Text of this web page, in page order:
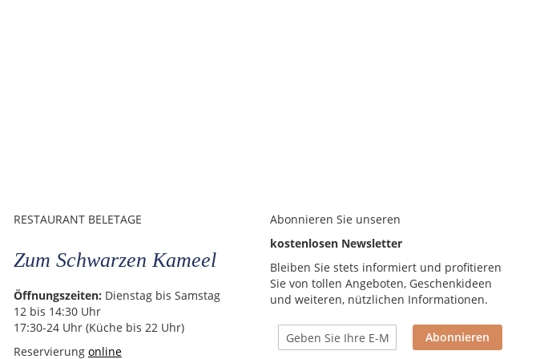
RESTAURANT BELETAGE
Zum Schwarzen Kameel
Öffnungszeiten: Dienstag bis Samstag
12 bis 14:30 Uhr
17:30-24 Uhr (Küche bis 22 Uhr)
Reservierung online
Abonnieren Sie unseren
kostenlosen Newsletter
Bleiben Sie stets informiert und profitieren
Sie von tollen Angeboten, Geschenkideen
und weiteren, nützlichen Informationen.
Abonnieren